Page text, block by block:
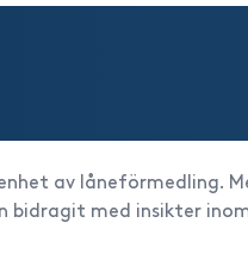
av låneförmedling.
bidragit med insikter